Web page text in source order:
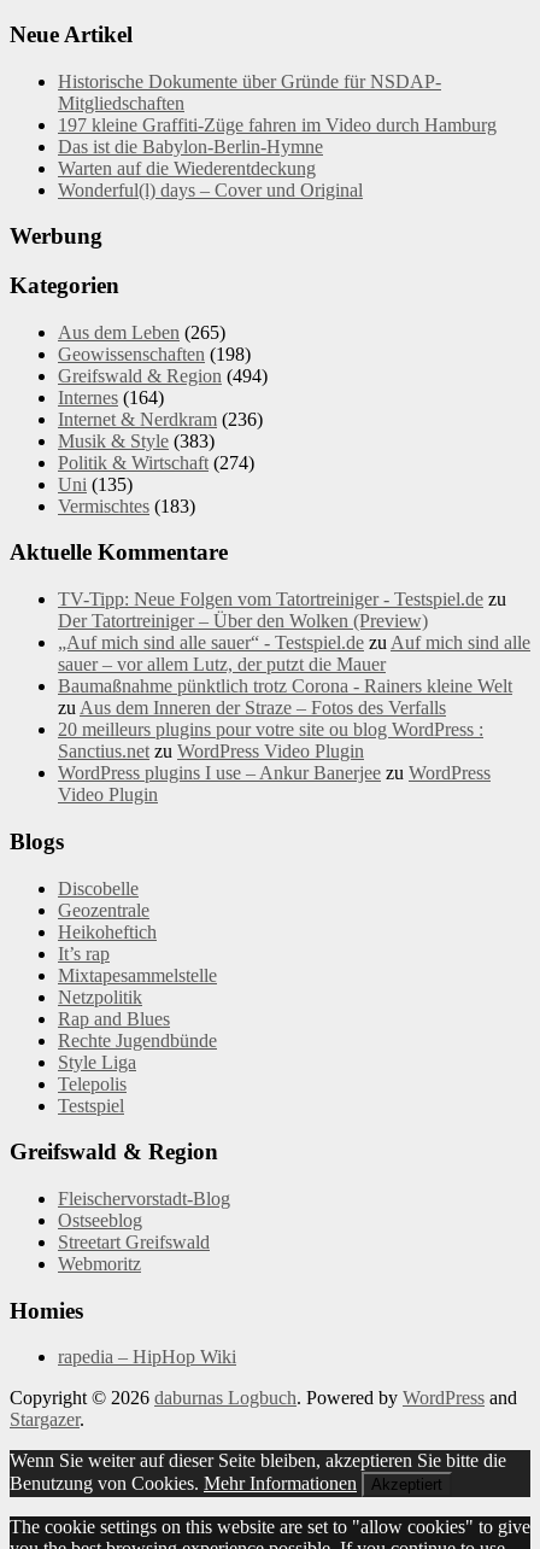
Neue Artikel
Historische Dokumente über Gründe für NSDAP-
Mitgliedschaften
197 kleine Graffiti-Züge fahren im Video durch Hamburg
Das ist die Babylon-Berlin-Hymne
Warten auf die Wiederentdeckung
Wonderful(l) days – Cover und Original
Werbung
Kategorien
Aus dem Leben (265)
Geowissenschaften (198)
Greifswald & Region (494)
Internes (164)
Internet & Nerdkram (236)
Musik & Style (383)
Politik & Wirtschaft (274)
Uni (135)
Vermischtes (183)
Aktuelle Kommentare
TV-Tipp: Neue Folgen vom Tatortreiniger - Testspiel.de zu
Der Tatortreiniger – Über den Wolken (Preview)
„Auf mich sind alle sauer“ - Testspiel.de zu Auf mich sind alle
sauer – vor allem Lutz, der putzt die Mauer
Baumaßnahme pünktlich trotz Corona - Rainers kleine Welt
zu Aus dem Inneren der Straze – Fotos des Verfalls
20 meilleurs plugins pour votre site ou blog WordPress :
Sanctius.net zu WordPress Video Plugin
WordPress plugins I use – Ankur Banerjee zu WordPress
Video Plugin
Blogs
Discobelle
Geozentrale
Heikoheftich
It’s rap
Mixtapesammelstelle
Netzpolitik
Rap and Blues
Rechte Jugendbünde
Style Liga
Telepolis
Testspiel
Greifswald & Region
Fleischervorstadt-Blog
Ostseeblog
Streetart Greifswald
Webmoritz
Homies
rapedia – HipHop Wiki
Copyright © 2026 daburnas Logbuch. Powered by WordPress and
Stargazer.
Wenn Sie weiter auf dieser Seite bleiben, akzeptieren Sie bitte die
Benutzung von Cookies. Mehr Informationen Akzeptiert
The cookie settings on this website are set to "allow cookies" to give